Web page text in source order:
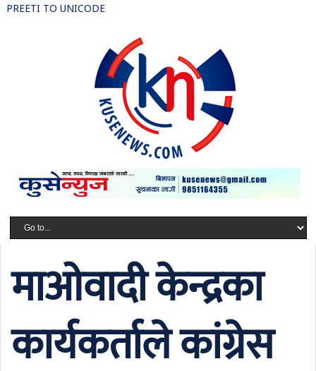
PREETI TO UNICODE
माओवादी केन्द्रका
कार्यकर्ताले कांग्रेस